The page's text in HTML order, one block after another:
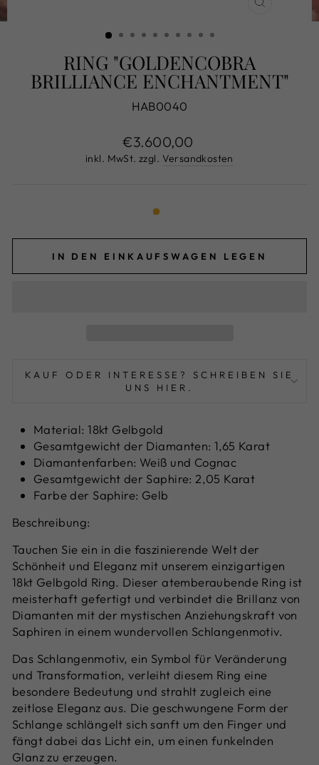
RING "GOLDENCOBRA
BRILLIANCE ENCHANTMENT"
HAB0040
Normaler
Preis
€3.600,00
inkl. MwSt. zzgl. Versandkosten
IN DEN EINKAUFSWAGEN LEGEN
KAUF ODER INTERESSE? SCHREIBEN SIE
UNS HIER.
Material: 18kt Gelbgold
Gesamtgewicht der Diamanten: 1,65 Karat
Diamantenfarben: Weiß und Cognac
Gesamtgewicht der Saphire: 2,05 Karat
Farbe der Saphire: Gelb
Beschreibung:
Tauchen Sie ein in die faszinierende Welt der
Schönheit und Eleganz mit unserem einzigartigen
18kt Gelbgold Ring. Dieser atemberaubende Ring ist
meisterhaft gefertigt und verbindet die Brillanz von
Diamanten mit der mystischen Anziehungskraft von
Saphiren in einem wundervollen Schlangenmotiv.
Das Schlangenmotiv, ein Symbol für Veränderung
und Transformation, verleiht diesem Ring eine
besondere Bedeutung und strahlt zugleich eine
zeitlose Eleganz aus. Die geschwungene Form der
Schlange schlängelt sich sanft um den Finger und
fängt dabei das Licht ein, um einen funkelnden
Glanz zu erzeugen.